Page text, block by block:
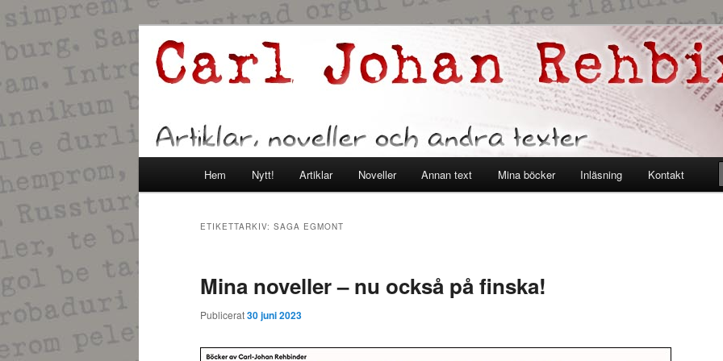
till
innehåll
till
innehåll
Carl Johan Rehbinder
Hem Nytt! Artiklar Noveller Annan text Mina böcker Inläsning Kontakt
ETIKETTARKIV: SAGA EGMONT
Mina noveller – nu också på finska!
Publicerat30 juni 2023